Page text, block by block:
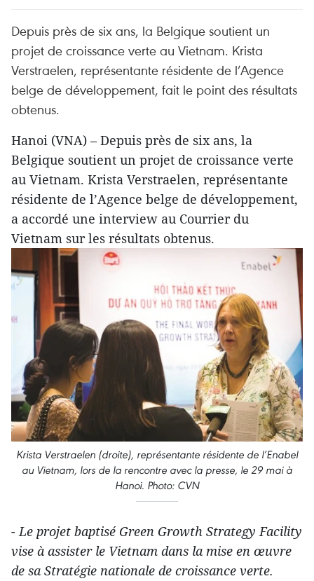
Depuis près de six ans, la Belgique soutient un
projet de croissance verte au Vietnam. Krista
Verstraelen, représentante résidente de l’Agence
belge de développement, fait le point des résultats
obtenus.
Hanoi (VNA) – Depuis près de six ans, la
Belgique soutient un projet de croissance verte
au Vietnam. Krista Verstraelen, représentante
résidente de l’Agence belge de développement,
a accordé une interview au Courrier du
Vietnam sur les résultats obtenus.
Krista Verstraelen (droite), représentante résidente de l’Enabel
au Vietnam, lors de la rencontre avec la presse, le 29 mai à
Hanoi. Photo: CVN
- Le projet baptisé Green Growth Strategy Facility
vise à assister le Vietnam dans la mise en œuvre
de sa Stratégie nationale de croissance verte.